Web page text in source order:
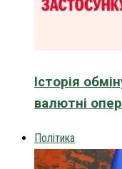
Історія
валютні
Політика